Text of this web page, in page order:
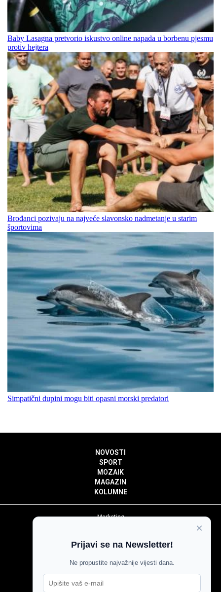
Baby Lasagna pretvorio iskustvo online napada u borbenu pjesmu
protiv hejtera
Brođanci pozivaju na najveće slavonsko nadmetanje u starim
športovima
Simpatični dupini mogu biti opasni morski predatori
NOVOSTI
SPORT
MOZAIK
MAGAZIN
KOLUMNE
Marketing
Impressum
Pravila komentiranja
Agroglas
×
Prijavi se na Newsletter!
Ne propustite najvažnije vijesti dana.